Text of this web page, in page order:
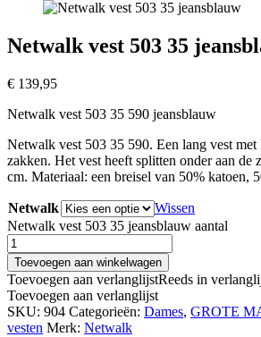
Netwalk vest 503 35
€ 139,95
Netwalk vest 503 35 590 jeansblauw
Netwalk vest 503 35 590. Een lang vest
zakken. Het vest heeft splitten onder aan de
cm. Materiaal: een breisel van 50% katoen,
Netwalk
Wissen
Netwalk vest 503 35 jeansblauw aantal
Toevoegen aan winkelwagen
Toevoegen aan verlanglijstReeds in
Toevoegen aan verlanglijst
SKU: 904 Categorieën: Dames, GROTE
vesten Merk: Netwalk